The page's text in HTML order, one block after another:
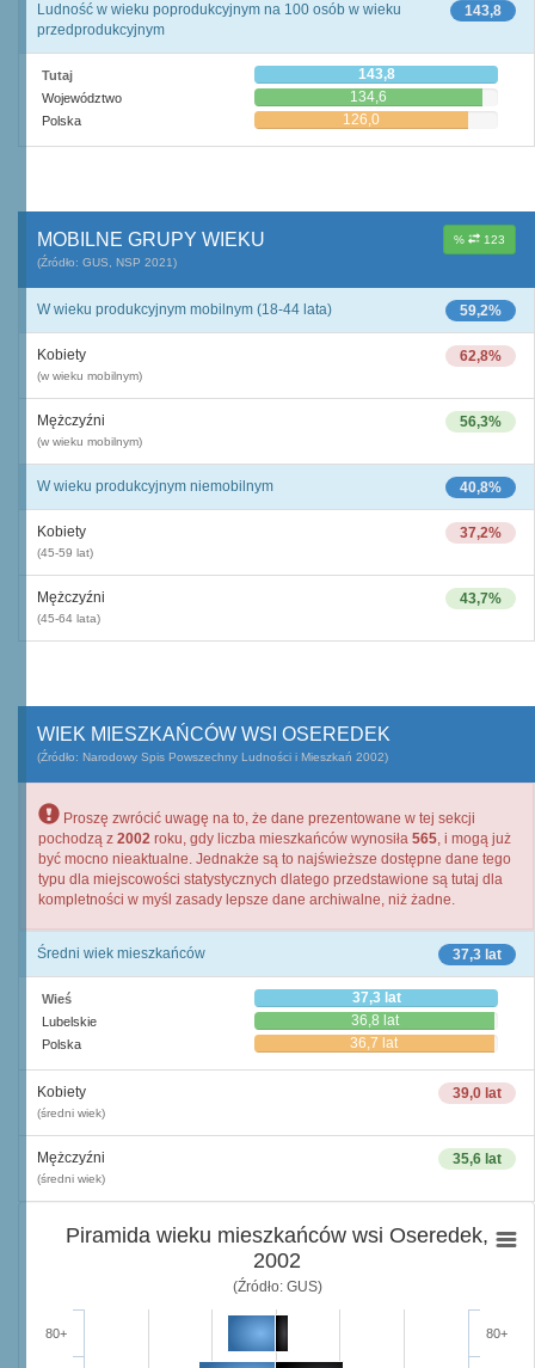
143,8
Ludność w wieku poprodukcyjnym na 100 osób w wieku
przedprodukcyjnym
Tutaj 143,8
Województwo 134,6
Polska 126,0
% 123
MOBILNE GRUPY WIEKU
(Źródło: GUS, NSP 2021)
59,2%
W wieku produkcyjnym mobilnym (18-44 lata)
62,8%
Kobiety
(w wieku mobilnym)
56,3%
Mężczyźni
(w wieku mobilnym)
40,8%
W wieku produkcyjnym niemobilnym
37,2%
Kobiety
(45-59 lat)
43,7%
Mężczyźni
(45-64 lata)
WIEK MIESZKAŃCÓW WSI OSEREDEK
(Źródło: Narodowy Spis Powszechny Ludności i Mieszkań 2002)
Proszę zwrócić uwagę na to, że dane prezentowane w tej sekcji
pochodzą z 2002 roku, gdy liczba mieszkańców wynosiła 565, i mogą już
być mocno nieaktualne. Jednakże są to najświeższe dostępne dane tego
typu dla miejscowości statystycznych dlatego przedstawione są tutaj dla
kompletności w myśl zasady lepsze dane archiwalne, niż żadne.
37,3 lat
Średni wiek mieszkańców
Wieś 37,3 lat
Lubelskie 36,8 lat
Polska 36,7 lat
39,0 lat
Kobiety
(średni wiek)
35,6 lat
Mężczyźni
(średni wiek)
Piramida wieku mieszkańców wsi Oseredek,
2002
(Źródło: GUS)
80+ 80+